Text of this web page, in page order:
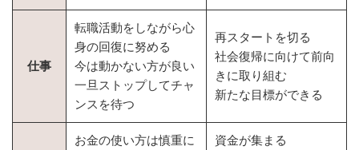
仕事
転職活動をしながら心
身の回復に努める
今は動かない方が良い
一旦ストップしてチャ
ンスを待つ
再スタートを切る
社会復帰に向けて前向
きに取り組む
新たな目標ができる
お金の使い方は慎重に
資金が集まる